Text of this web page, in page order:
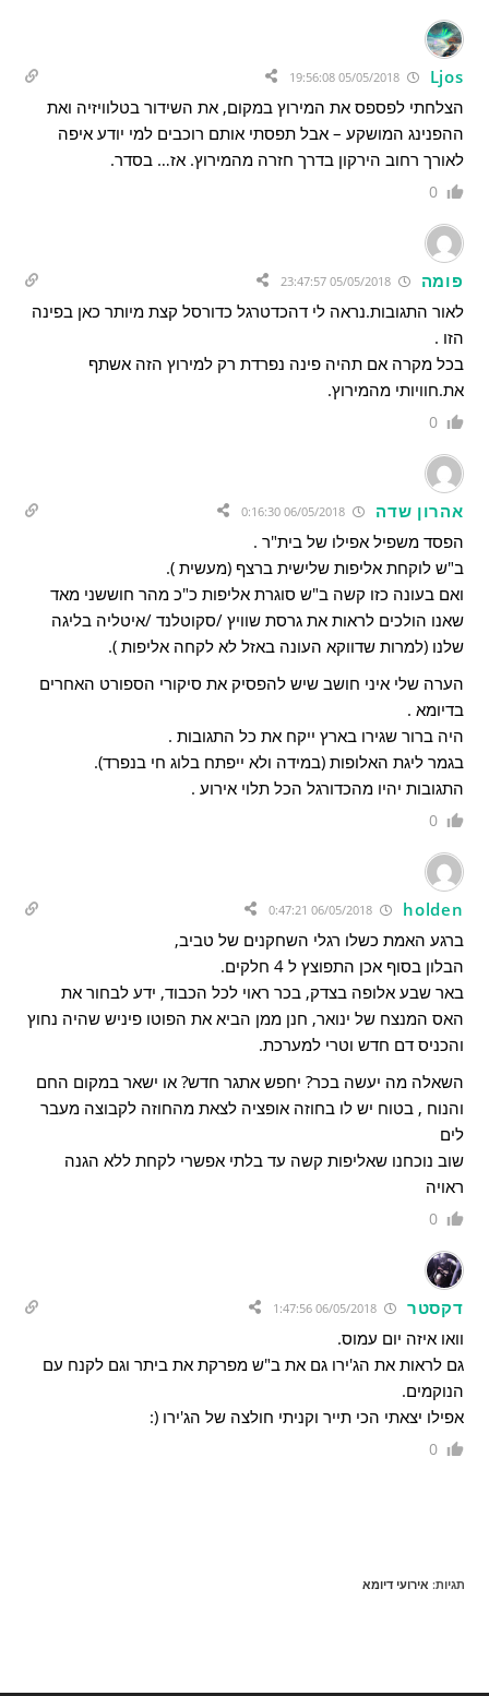
Ljos
05/05/2018 19:56:08
הצלחתי לפספס את המירוץ במקום, את השידור בטלוויזיה ואת
ההפנינג המושקע – אבל תפסתי אותם רוכבים למי יודע איפה
לאורך רחוב הירקון בדרך חזרה מהמירוץ. אז… בסדר.
0
פומה 05/05/2018 23:47:57
לאור התגובות.נראה לי דהכדטרגל כדורסל קצת מיותר כאן בפינה
הזו .
בכל מקרה אם תהיה פינה נפרדת רק למירוץ הזה אשתף
את.חוויותי מהמירוץ.
0
אהרון שדה
הפסד משפיל אפילו של בית"ר .
ב"ש לוקחת אליפות שלישית ברצף (מעשית ).
ואם בעונה כזו קשה ב"ש סוגרת אליפות כ"כ מהר חוששני מאד
שאנו הולכים לראות את גרסת שוויץ /סקוטלנד /איטליה בליגה
שלנו (למרות שדווקא העונה באזל לא לקחה אליפות ).
הערה שלי איני חושב שיש להפסיק את סיקורי הספורט האחרים
בדיומא .
היה ברור שגירו בארץ ייקח את כל התגובות .
בגמר ליגת האלופות (במידה ולא ייפתח בלוג חי בנפרד).
התגובות יהיו מהכדורגל הכל תלוי אירוע .
0
holden
ברגע האמת כשלו רגלי השחקנים של טביב,
הבלון בסוף אכן התפוצץ ל 4 חלקים.
באר שבע אלופה בצדק, בכר ראוי לכל הכבוד, ידע לבחור את
האס המנצח של ינואר, חנן ממן הביא את הפוטו פיניש שהיה נחוץ
והכניס דם חדש וטרי למערכת.
השאלה מה יעשה בכר? יחפש אתגר חדש? או ישאר במקום החם
והנוח , בטוח יש לו בחוזה אופציה לצאת מהחוזה לקבוצה מעבר
לים
שוב נוכחנו שאליפות קשה עד בלתי אפשרי לקחת ללא הגנה
ראויה
0
דקסטר
וואו איזה יום עמוס.
גם לראות את הג'ירו גם את ב"ש מפרקת את ביתר וגם לקנח עם
הנוקמים.
אפילו יצאתי הכי תייר וקניתי חולצה של הג'ירו (:
0
תגיות: אירועי דיומא